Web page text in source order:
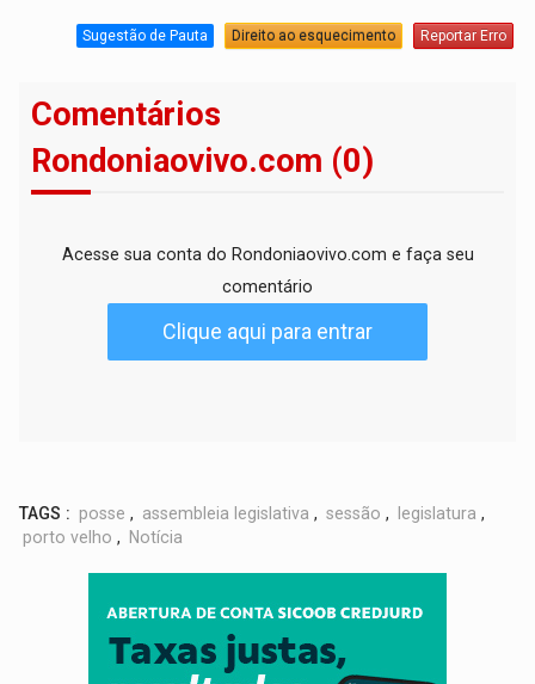
Sugestão de Pauta Direito ao esquecimento Reportar Erro
Comentários
Rondoniaovivo.com (0)
Acesse sua conta do Rondoniaovivo.com e faça seu
comentário
Clique aqui para entrar
TAGS : posse , assembleia legislativa , sessão , legislatura ,
porto velho , Notícia